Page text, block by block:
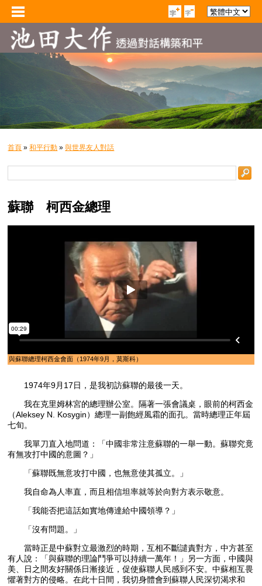
首頁 »和平行動 »與世界友人對話
蘇聯 柯西金總理
與蘇聯總理柯西金會面（1974年9月，莫斯科）
1974年9月17日，是我初訪蘇聯的最後一天。
我在克里姆林宮的總理辦公室。隔著一張會議桌，眼前的柯西金
（Aleksey N. Kosygin）總理一副飽經風霜的面孔。當時總理正年屆
七旬。
我單刀直入地問道：「中國非常注意蘇聯的一舉一動。蘇聯究竟
有無攻打中國的意圖？」
「蘇聯既無意攻打中國，也無意使其孤立。」
我自命為人率直，而且相信坦率就等於向對方表示敬意。
「我能否把這話如實地傳達給中國領導？」
「沒有問題。」
當時正是中蘇對立最激烈的時期，互相不斷譴責對方，中方甚至
有人說：「與蘇聯的理論鬥爭可以持續一萬年！」另一方面，中國與
美、日之間友好關係日漸接近，促使蘇聯人民感到不安。中蘇相互畏
懼著對方的侵略。在此十日間，我切身體會到蘇聯人民深切渴求和